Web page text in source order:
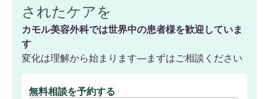
されたケアを
カモル美容外科では世界中の患者様を歓迎していま
す
変化は理解から始まります—まずはご相談ください
無料相談を予約する